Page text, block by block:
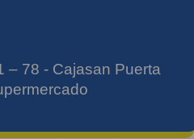
– 78 - Cajasan Puerta